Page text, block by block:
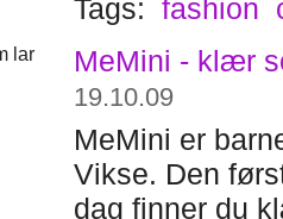
Tags: fashion
MeMini - klær
19.10.09
MeMini er
Vikse. Den
dag finner du